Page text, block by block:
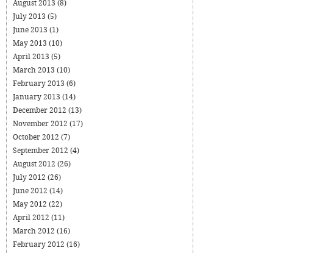
August 2013 (8)
July 2013 (5)
June 2013 (1)
May 2013 (10)
April 2013 (5)
March 2013 (10)
February 2013 (6)
January 2013 (14)
December 2012 (13)
November 2012 (17)
October 2012 (7)
September 2012 (4)
August 2012 (26)
July 2012 (26)
June 2012 (14)
May 2012 (22)
April 2012 (11)
March 2012 (16)
February 2012 (16)